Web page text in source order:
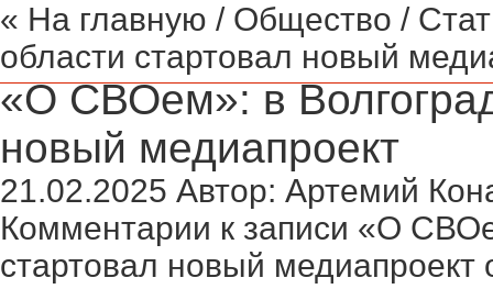
« На главную / Общество /
области стартовал новый
«О СВОем»: в
новый медиапроект
21.02.2025 Автор: Артемий
Комментарии к записи «О
стартовал новый медиапроект